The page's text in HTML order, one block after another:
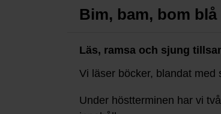
Bim, bam, bom blå
Läs, ramsa och sjung
Vi läser böcker, blandat med
Under höstterminen har vi